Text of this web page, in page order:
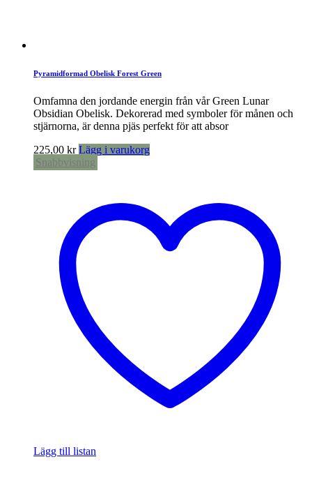
Pyramidformad Obelisk Forest Green
Omfamna den jordande energin från vår Green Lunar
Obsidian Obelisk. Dekorerad med symboler för månen och
stjärnorna, är denna pjäs perfekt för att absor
225,00 kr Lägg i varukorg
Snabbvisning
Lägg till listan